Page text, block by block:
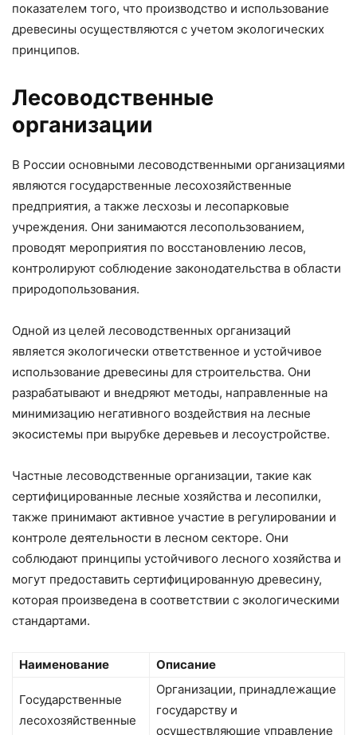
показателем того, что производство и использование
древесины осуществляются с учетом экологических
принципов.
Лесоводственные
организации
В России основными лесоводственными организациями
являются государственные лесохозяйственные
предприятия, а также лесхозы и лесопарковые
учреждения. Они занимаются лесопользованием,
проводят мероприятия по восстановлению лесов,
контролируют соблюдение законодательства в области
природопользования.
Одной из целей лесоводственных организаций
является экологически ответственное и устойчивое
использование древесины для строительства. Они
разрабатывают и внедряют методы, направленные на
минимизацию негативного воздействия на лесные
экосистемы при вырубке деревьев и лесоустройстве.
Частные лесоводственные организации, такие как
сертифицированные лесные хозяйства и лесопилки,
также принимают активное участие в регулировании и
контроле деятельности в лесном секторе. Они
соблюдают принципы устойчивого лесного хозяйства и
могут предоставить сертифицированную древесину,
которая произведена в соответствии с экологическими
стандартами.
Наименование Описание
Государственные
лесохозяйственные
Организации, принадлежащие
государству и
осуществляющие управление